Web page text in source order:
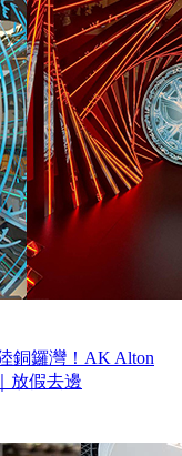
銅鑼灣！AK Alton
放假去邊